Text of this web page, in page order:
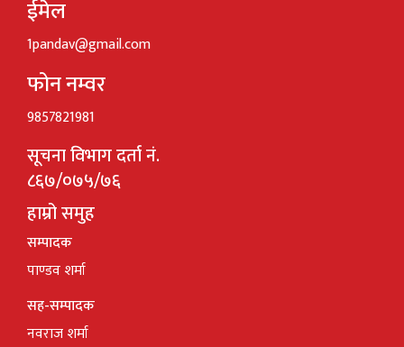
ईमेल
1pandav@gmail.com
फोन नम्वर
9857821981
सूचना विभाग दर्ता नं.
८६७/०७५/७६
हाम्रो समुह
सम्पादक
पाण्डव शर्मा
सह-सम्पादक
नवराज शर्मा